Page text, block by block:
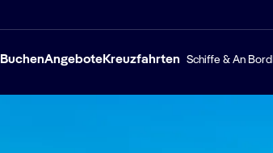
BuchenAngeboteKreuzfahrten Schiffe & An Bord